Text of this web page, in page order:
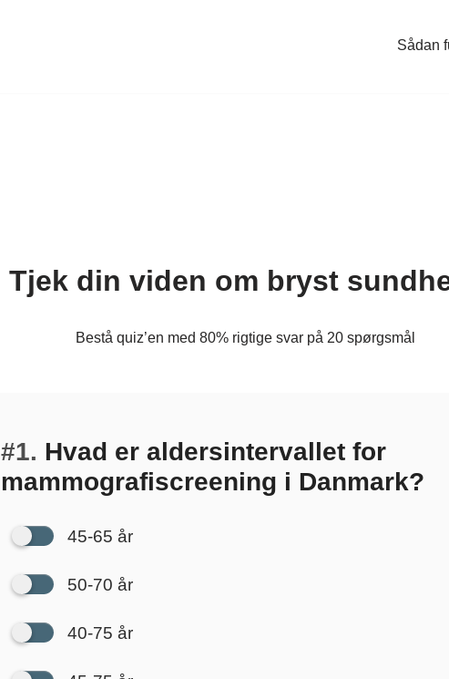
Sådan
Tjek din viden om bryst
Bestå quiz’en med 80% rigtige svar på 20 spørgsmål
#1. Hvad er aldersintervallet for
mammografiscreening i Danmark?
45-65 år
50-70 år
40-75 år